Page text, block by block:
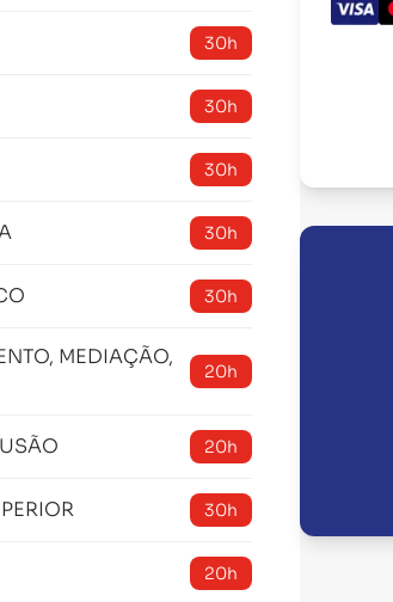
30h
30h
30h
30h
30h
MEDIAÇÃO,
20h
20h
30h
20h